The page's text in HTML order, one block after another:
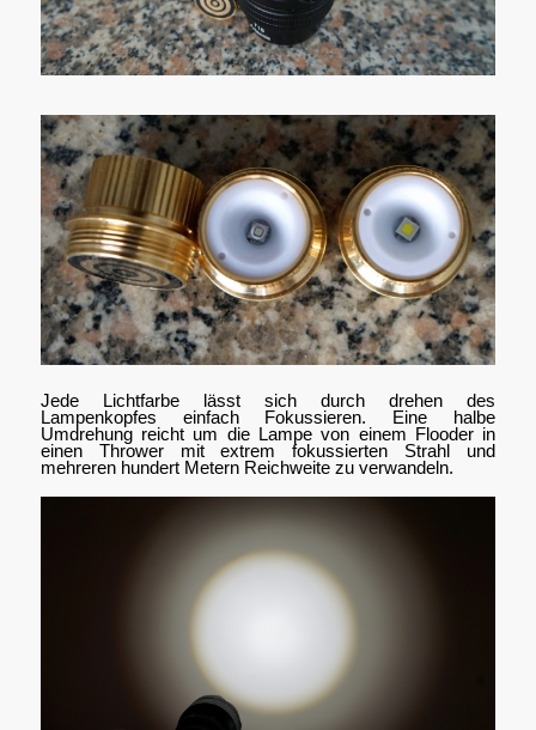
Jede Lichtfarbe lässt sich durch drehen des
Lampenkopfes einfach Fokussieren. Eine halbe
Umdrehung reicht um die Lampe von einem Flooder in
einen Thrower mit extrem fokussierten Strahl und
mehreren hundert Metern Reichweite zu verwandeln.